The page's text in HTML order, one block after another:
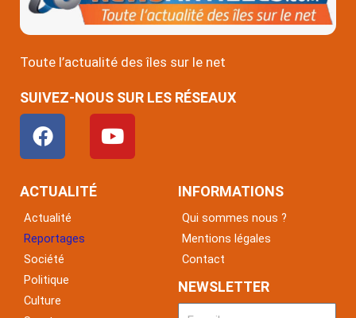
Toute l’actualité des îles sur le net
SUIVEZ-NOUS SUR LES RÉSEAUX
F
a
c
e
o
o
k
Y
o
u
ACTUALITÉ
Actualité
Reportages
Société
Politique
Culture
INFORMATIONS
Qui sommes nous ?
Mentions légales
Contact
NEWSLETTER